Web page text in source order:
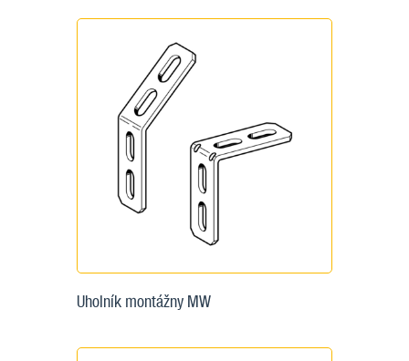
Uholník montážny MW